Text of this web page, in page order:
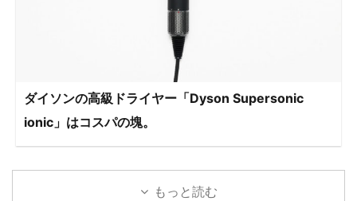
ダイソンの高級ドライヤー「Dyson Supersonic
ionic」はコスパの塊。
もっと読む